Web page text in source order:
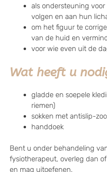
als ondersteuning
volgen en aan hun
om het figuur te
van de huid en
voor wie even uit de
Wat heeft u
gladde en soepele
riemen)
sokken met antislip-
handdoek
Bent u onder behandeling
fysiotherapeut, overleg dan
en mag uitoefenen.